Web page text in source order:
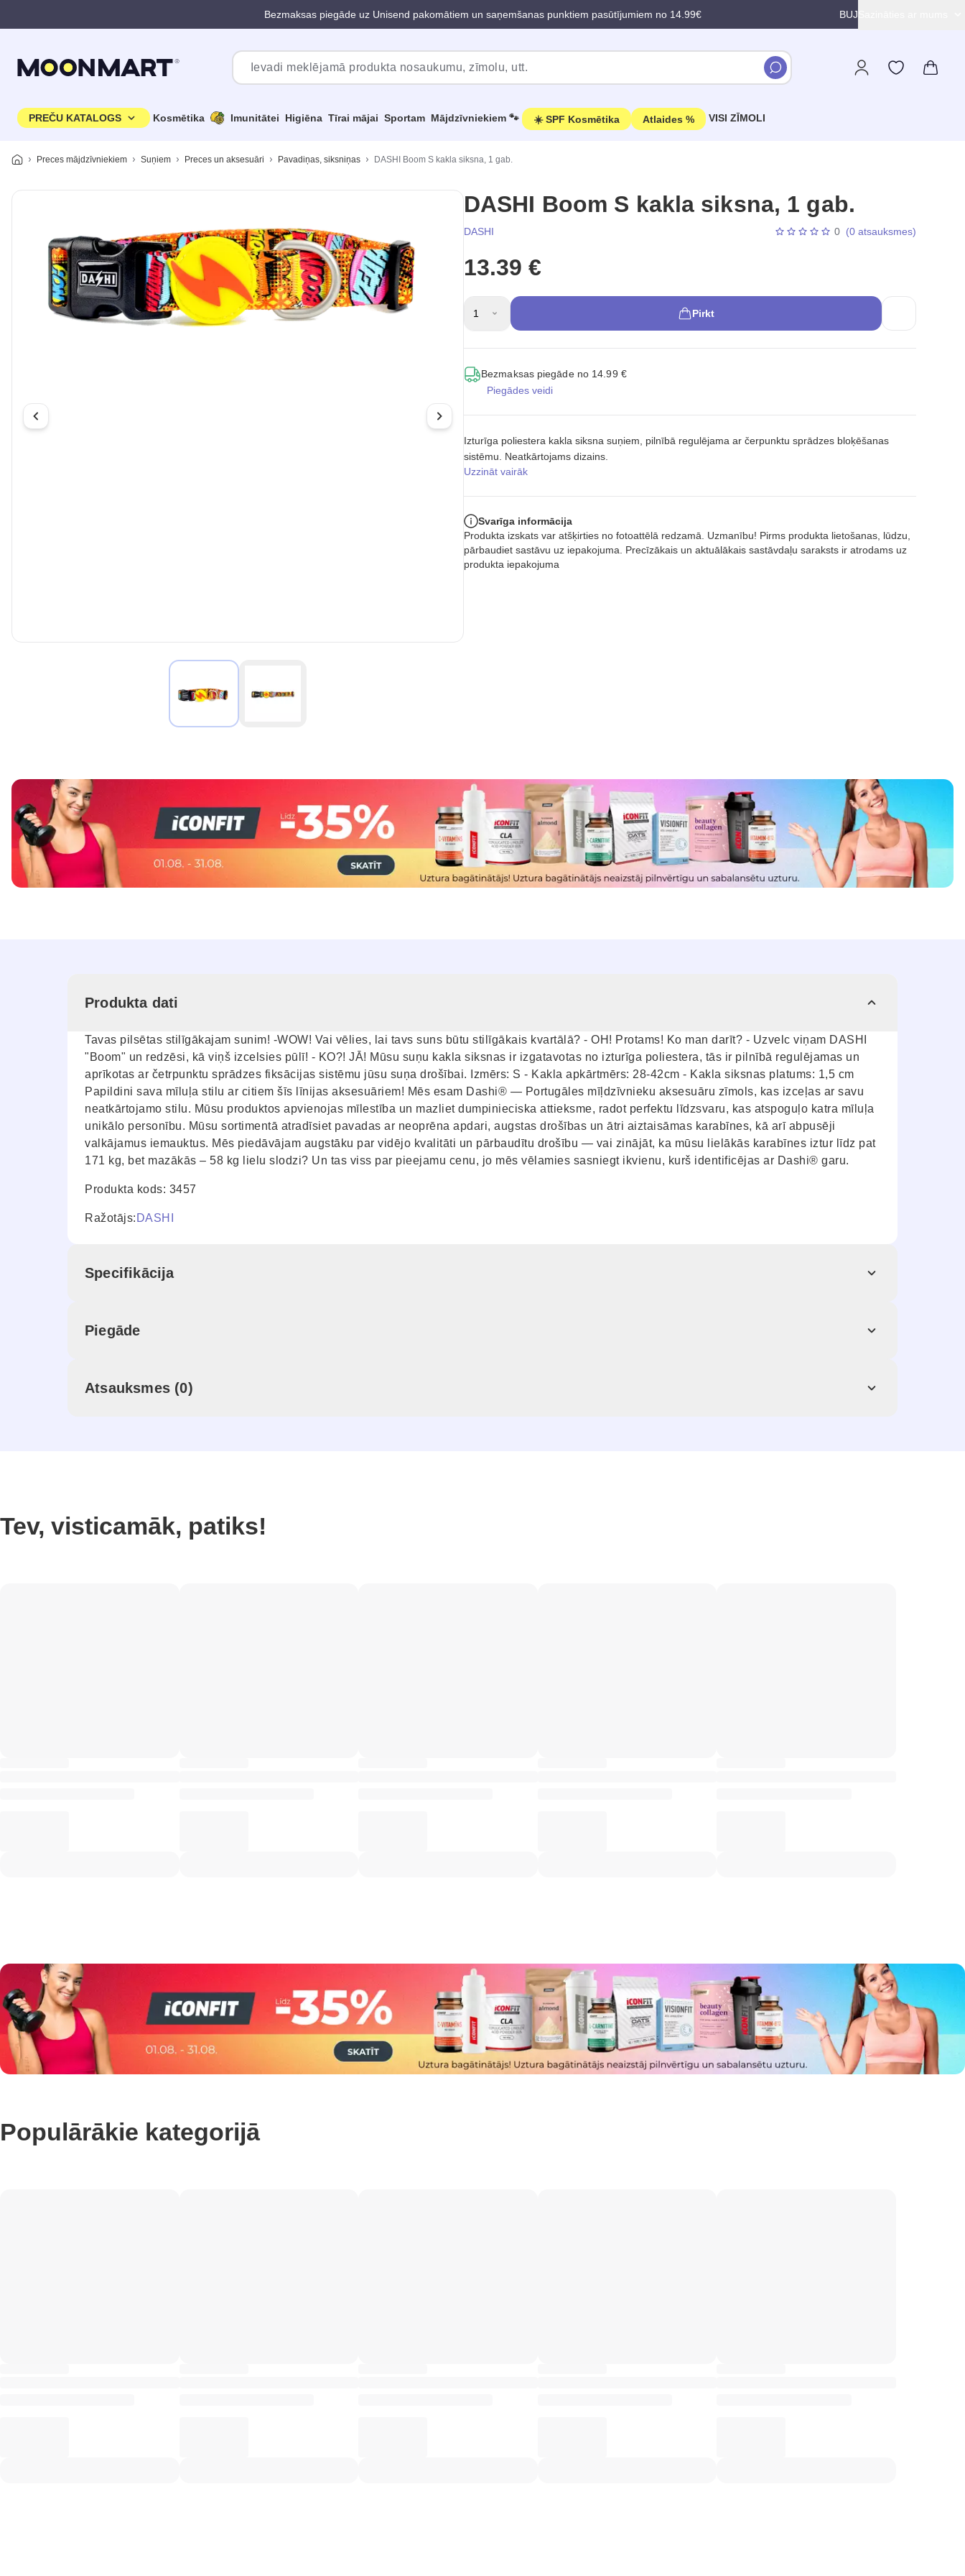
Bezmaksas piegāde uz Unisend pakomātiem un saņemšanas punktiem pasūtījumiem no 14.99€ BUJ
PREČU KATALOGS Kosmētika Imunitātei Higiēna Tīrai mājai Sportam Mājdzīvniekiem 🐾 ☀️ SPF Kosmētika Atlaides % VISI ZĪMOLI
Preces mājdzīvniekiem Suņiem Preces un aksesuāri Pavadiņas, siksniņas DASHI Boom S kakla siksna, 1 gab.
DASHI Boom S kakla siksna, 1 gab.
DASHI 0 (0 atsauksmes)
13.39 €
1 Pirkt
Bezmaksas piegāde no 14.99 €
Piegādes veidi
Izturīga poliestera kakla siksna suņiem, pilnībā regulējama ar čerpunktu sprādzes bloķēšanas
sistēmu. Neatkārtojams dizains.
Uzzināt vairāk
Svarīga informācija
Produkta izskats var atšķirties no fotoattēlā redzamā. Uzmanību! Pirms produkta lietošanas, lūdzu,
pārbaudiet sastāvu uz iepakojuma. Precīzākais un aktuālākais sastāvdaļu saraksts ir atrodams uz
produkta iepakojuma
Produkta dati
Tavas pilsētas stilīgākajam sunim! -WOW! Vai vēlies, lai tavs suns būtu stilīgākais kvartālā? - OH! Protams! Ko man darīt? - Uzvelc viņam DASHI
"Boom" un redzēsi, kā viņš izcelsies pūlī! - KO?! JĀ! Mūsu suņu kakla siksnas ir izgatavotas no izturīga poliestera, tās ir pilnībā regulējamas un
aprīkotas ar četrpunktu sprādzes fiksācijas sistēmu jūsu suņa drošībai. Izmērs: S - Kakla apkārtmērs: 28-42cm - Kakla siksnas platums: 1,5 cm
Papildini sava mīluļa stilu ar citiem šīs līnijas aksesuāriem! Mēs esam Dashi® — Portugāles mīļdzīvnieku aksesuāru zīmols, kas izceļas ar savu
neatkārtojamo stilu. Mūsu produktos apvienojas mīlestība un mazliet dumpinieciska attieksme, radot perfektu līdzsvaru, kas atspoguļo katra mīluļa
unikālo personību. Mūsu sortimentā atradīsiet pavadas ar neoprēna apdari, augstas drošības un ātri aiztaisāmas karabīnes, kā arī abpusēji
valkājamus iemauktus. Mēs piedāvājam augstāku par vidējo kvalitāti un pārbaudītu drošību — vai zinājāt, ka mūsu lielākās karabīnes iztur līdz pat
171 kg, bet mazākās – 58 kg lielu slodzi? Un tas viss par pieejamu cenu, jo mēs vēlamies sasniegt ikvienu, kurš identificējas ar Dashi® garu.
Produkta kods: 3457
Ražotājs: DASHI
Specifikācija
Piegāde
Atsauksmes (0)
Tev, visticamāk, patiks!
Populārākie kategorijā